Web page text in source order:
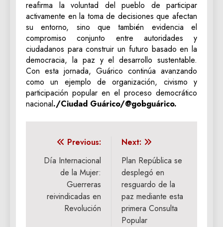
reafirma la voluntad del pueblo de participar
activamente en la toma de decisiones que afectan
su entorno, sino que también evidencia el
compromiso conjunto entre autoridades y
ciudadanos para construir un futuro basado en la
democracia, la paz y el desarrollo sustentable.
Con esta jornada, Guárico continúa avanzando
como un ejemplo de organización, civismo y
participación popular en el proceso democrático
nacional./Ciudad Guárico/@gobguárico.
Navegación
de
entradas
Previous:
Día Internacional
de la Mujer:
Guerreras
reivindicadas en
Revolución
Next:
Plan República se
desplegó en
resguardo de la
paz mediante esta
primera Consulta
Popular